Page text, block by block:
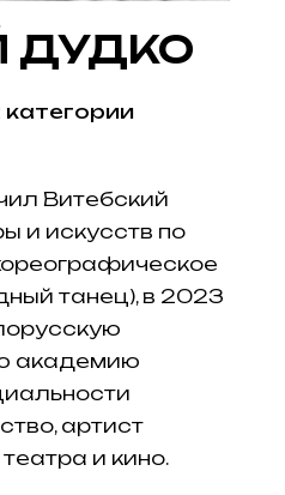
ДУДКО
Витебский
и искусств по
танец), в 2023
академию
артист
и кино.